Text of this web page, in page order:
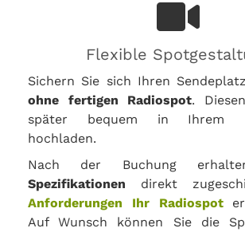
Flexible
Sichern Sie sich Ihren
ohne fertigen Radiospot.
später bequem in Ihrem
hochladen.
Nach der Buchung
Spezifikationen direkt
Anforderungen Ihr Radiospot
Auf Wunsch können Sie die